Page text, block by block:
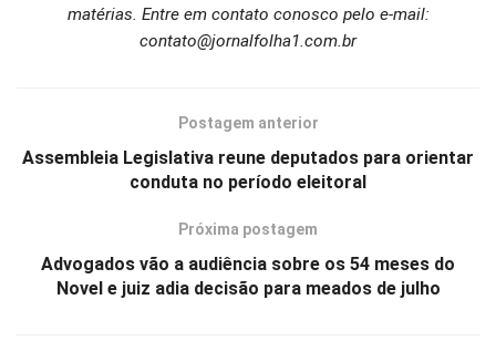
matérias. Entre em contato conosco pelo e-mail:
contato@jornalfolha1.com.br
Postagem anterior
Assembleia Legislativa reune deputados para orientar
conduta no período eleitoral
Próxima postagem
Advogados vão a audiência sobre os 54 meses do
Novel e juiz adia decisão para meados de julho